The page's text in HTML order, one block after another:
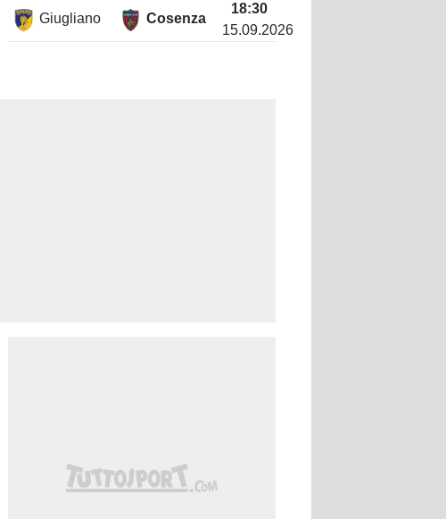
Giugliano Cosenza
18:30
15.09.2026